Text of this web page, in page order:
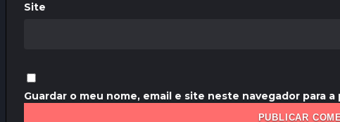
Site
Guardar o meu nome, email e site neste navegador para